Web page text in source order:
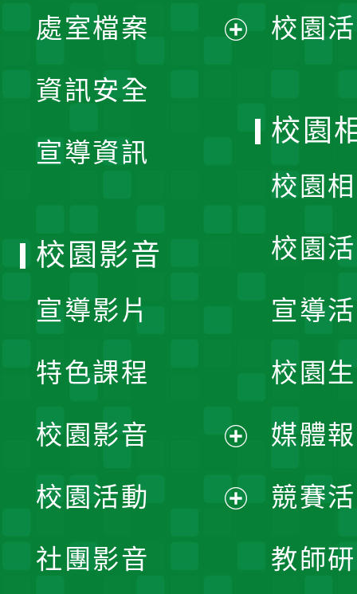
單
處室檔案
資訊安全
宣導資訊
校園
校園
校園
校園
宣導
校園
媒體
競賽
教師
校園影音
宣導影片
特色課程
校園影音
開
校園活動
社團影音